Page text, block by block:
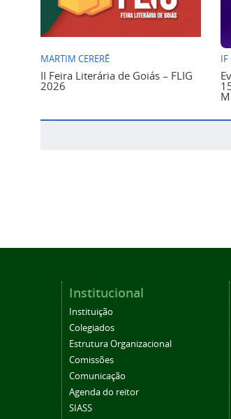
MARTIM CERERÊ
II Feira Literária de Goiás – FLIG
2026
IF
Institucional
Instituição
Colegiados
Estrutura Organizacional
Comissões
Comunicação
Agenda do reitor
SIASS